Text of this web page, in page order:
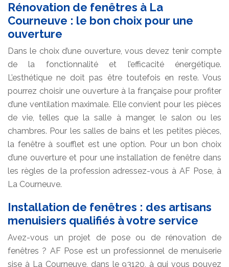
Rénovation de fenêtres à La
Courneuve : le bon choix pour une
ouverture
Dans le choix d’une ouverture, vous devez tenir compte
de la fonctionnalité et l’efficacité énergétique.
L’esthétique ne doit pas être toutefois en reste. Vous
pourrez choisir une ouverture à la française pour profiter
d’une ventilation maximale. Elle convient pour les pièces
de vie, telles que la salle à manger, le salon ou les
chambres. Pour les salles de bains et les petites pièces,
la fenêtre à soufflet est une option. Pour un bon choix
d’une ouverture et pour une installation de fenêtre dans
les règles de la profession adressez-vous à AF Pose, à
La Courneuve.
Installation de fenêtres : des artisans
menuisiers qualifiés à votre service
Avez-vous un projet de pose ou de rénovation de
fenêtres ? AF Pose est un professionnel de menuiserie
sise à La Courneuve, dans le 93120, à qui vous pouvez